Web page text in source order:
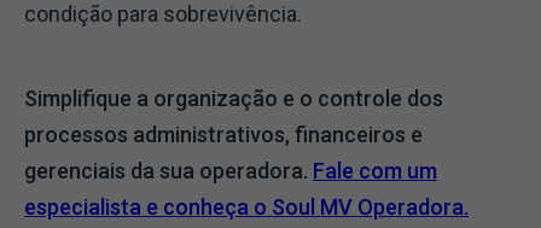
condição para sobrevivência.
Simplifique a organização e o controle dos
processos administrativos, financeiros e
gerenciais da sua operadora. Fale com um
especialista e conheça o Soul MV Operadora.